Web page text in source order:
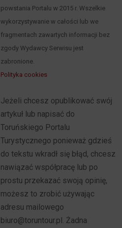
powstania Portalu w 2015 r. Wszelkie
wykorzystywanie w całości lub we
fragmentach zawartych informacji bez
zgody Wydawcy Serwisu jest
zabronione.
Polityka cookies
Jeżeli chcesz opublikować swój
artykuł lub napisać do
Toruńskiego Portalu
Turystycznego ponieważ gdzieś
do tekstu wkradł się błąd, chcesz
nawiązać współpracę lub po
prostu przekazać swoją opinię,
możesz to zrobić używając
adresu mailowego
biuro@toruntour.pl. Żadna